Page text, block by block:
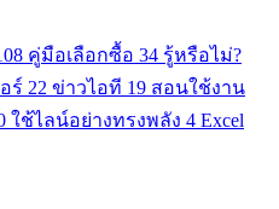
คู่มือเลือกซื้อ 34 รู้หรือไม่?
ร์ 22 ข่าวไอที 19 สอนใช้งาน
ใช้ไลน์อย่างทรงพลัง 4 Excel